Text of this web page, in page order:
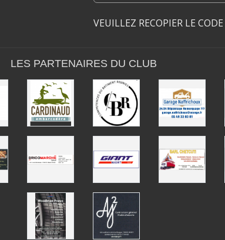
VEUILLEZ RECOPIER LE CODE
LES PARTENAIRES DU CLUB